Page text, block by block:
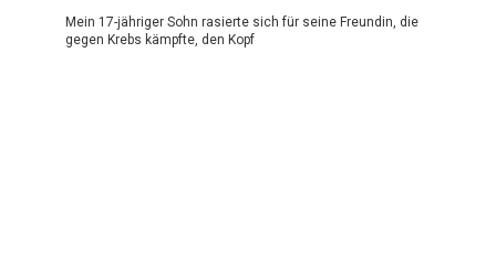
Mein 17-jähriger Sohn rasierte sich für seine Freundin, die
gegen Krebs kämpfte, den Kopf